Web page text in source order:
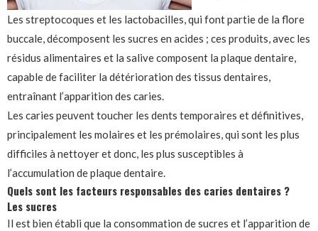
Les streptocoques et les lactobacilles, qui font partie de la flore
buccale, décomposent les sucres en acides ; ces produits, avec les
résidus alimentaires et la salive composent la plaque dentaire,
capable de faciliter la détérioration des tissus dentaires,
entraînant l’apparition des caries.
Les caries peuvent toucher les dents temporaires et définitives,
principalement les molaires et les prémolaires, qui sont les plus
difficiles à nettoyer et donc, les plus susceptibles à
l’accumulation de plaque dentaire.
Quels sont les facteurs responsables des caries dentaires ?
Les sucres
Il est bien établi que la consommation de sucres et l’apparition de